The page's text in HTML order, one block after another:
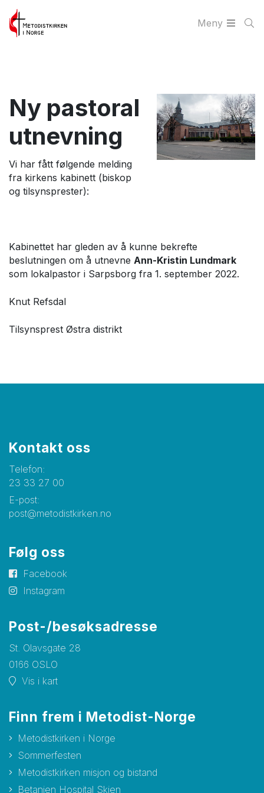
Meny
Ny pastoral
utnevning
Vi har fått følgende melding
fra kirkens kabinett (biskop
og tilsynsprester):
Kabinettet har gleden av å kunne bekrefte
beslutningen om å utnevne Ann-Kristin Lundmark
som lokalpastor i Sarpsborg fra 1. september 2022.
Knut Refsdal
Tilsynsprest Østra distrikt
Kontakt oss
Telefon:
23 33 27 00
E-post:
post@metodistkirken.no
Følg oss
Facebook
Instagram
Post-/besøksadresse
St. Olavsgate 28
0166 OSLO
Vis i kart
Finn frem i Metodist-Norge
Metodistkirken i Norge
Sommerfesten
Metodistkirken misjon og bistand
Betanien Hospital Skien